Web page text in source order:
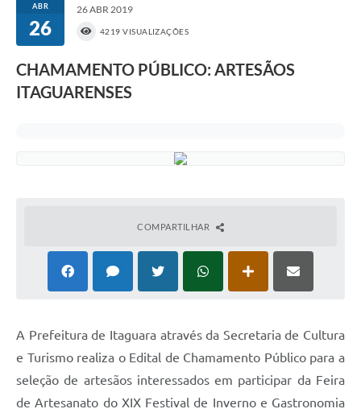
ABR
26
26 ABR 2019
4219 VISUALIZAÇÕES
CHAMAMENTO PÚBLICO: ARTESÃOS
ITAGUARENSES
COMPARTILHAR
A Prefeitura de Itaguara através da Secretaria de Cultura
e Turismo realiza o Edital de Chamamento Público para a
seleção de artesãos interessados em participar da Feira
de Artesanato do XIX Festival de Inverno e Gastronomia